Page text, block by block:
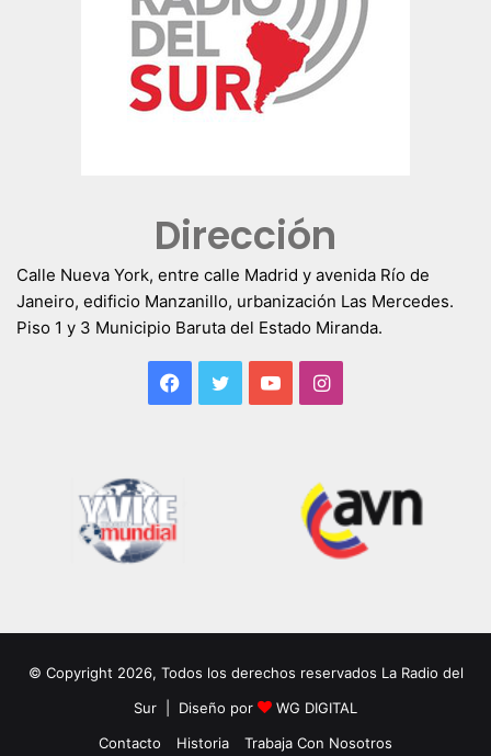
Dirección
Calle Nueva York, entre calle Madrid y avenida Río de
Janeiro, edificio Manzanillo, urbanización Las Mercedes.
Piso 1 y 3 Municipio Baruta del Estado Miranda.
Facebook
TwitterYouTubeInstagram
© Copyright 2026, Todos los derechos reservados La Radio del
Sur | Diseño por
WG DIGITAL
Contacto
Historia Trabaja Con Nosotros